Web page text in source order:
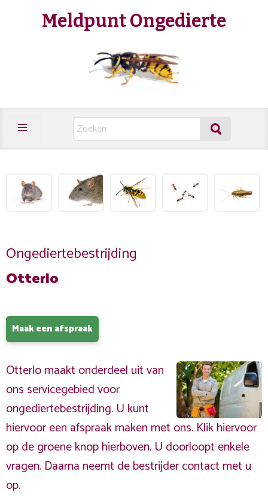
Meldpunt Ongedierte
Ongediertebestrijding
Otterlo
Maak een afspraak
Otterlo maakt onderdeel uit van
ons servicegebied voor
ongediertebestrijding. U kunt
hiervoor een afspraak maken met ons. Klik hiervoor
op de groene knop hierboven. U doorloopt enkele
vragen. Daarna neemt de bestrijder contact met u
op.